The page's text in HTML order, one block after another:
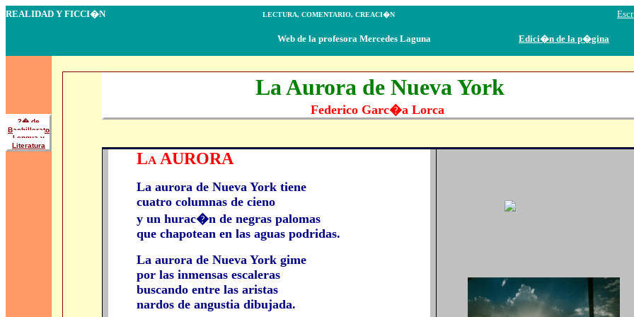
REALIDAD Y FICCI�N LECTURA, COMENTARIO, CREACI�N
Web de la profesora Mercedes Laguna Edici�n de la p�gina
2� de
Bachillerato
Lengua y
Literatura
La Aurora de Nueva York
Federico Garc�a Lorca
La AURORA
La aurora de Nueva York tiene
cuatro columnas de cieno
y un hurac�n de negras palomas
que chapotean en las aguas podridas.
La aurora de Nueva York gime
por las inmensas escaleras
buscando entre las aristas
nardos de angustia dibujada.